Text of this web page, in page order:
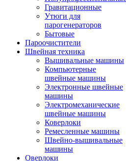
Гравитационные
Утюги для
парогенераторов
Бытовые
Пароочистители
Швейная техника
Вышивальные машины
Компьютерные
швейные машины
Электронные швейные
машины
Электромеханические
швейные машины
Коверлоки
Ремесленные машины
Швейно-вышивальные
машины
Оверлоки